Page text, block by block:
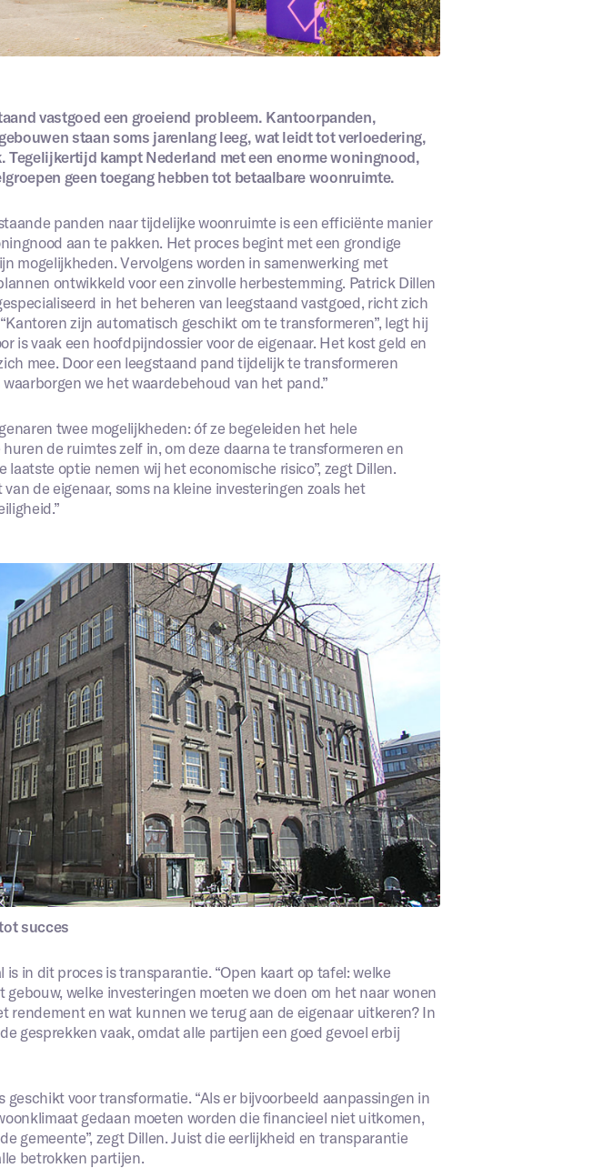
vastgoed een groeiend probleem. Kantoorpanden,
staan soms jarenlang leeg, wat leidt tot verloedering,
Tegelijkertijd kampt Nederland met een enorme woningnood,
geen toegang hebben tot betaalbare woonruimte.
panden naar tijdelijke woonruimte is een efficiënte manier
aan te pakken. Het proces begint met een grondige
mogelijkheden. Vervolgens worden in samenwerking met
ontwikkeld voor een zinvolle herbestemming. Patrick Dillen
in het beheren van leegstaand vastgoed, richt zich
zijn automatisch geschikt om te transformeren”, legt hij
is vaak een hoofdpijndossier voor de eigenaar. Het kost geld en
mee. Door een leegstaand pand tijdelijk te transformeren
waarborgen we het waardebehoud van het pand.”
twee mogelijkheden: óf ze begeleiden het hele
de ruimtes zelf in, om deze daarna te transformeren en
laatste optie nemen wij het economische risico”, zegt Dillen.
de eigenaar, soms na kleine investeringen zoals het
succes
is in dit proces is transparantie. “Open kaart op tafel: welke
welke investeringen moeten we doen om het naar wonen
rendement en wat kunnen we terug aan de eigenaar uitkeren? In
gesprekken vaak, omdat alle partijen een goed gevoel erbij
geschikt voor transformatie. “Als er bijvoorbeeld aanpassingen in
gedaan moeten worden die financieel niet uitkomen,
gemeente”, zegt Dillen. Juist die eerlijkheid en transparantie
betrokken partijen.
mailadres*